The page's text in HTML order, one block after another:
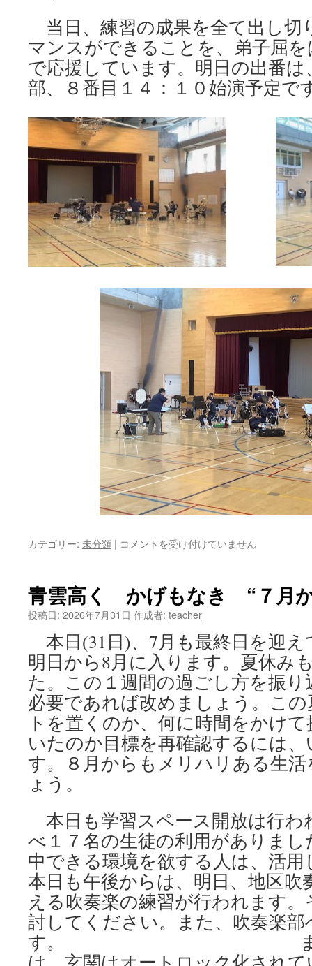
は
当日、練習の成果を全て出し切
マンスができることを、弟子屈
で応援しています。明日の出番は
部、８番目１４：１０始演予定で
カテゴリー: 未分類 | 弟
活
動 ：
区
吹
奏
楽
コ
ン
ク
ー
ル
に
は
コメントを受け付けていません
青雲高く かげもなき “７月
投稿日: 2026年7月31日 作成者: teacher
本日(31日)、7月も最終日を迎
明日から8月に入ります。夏休み
た。この１週間の過ごし方を振
必要であれば改めましょう。こ
トを置くのか、何に時間をかけ
いたのか目標を再確認するには
す。８月からもメリハリある生
ょう。
本日も学習スペース開放は行わ
べ１７名の生徒の利用がありま
中できる環境を欲する人は、活
本日も午後からは、明日、地区吹
える吹奏楽の練習が行われます
討してください。また、吹奏楽
す。 また、来